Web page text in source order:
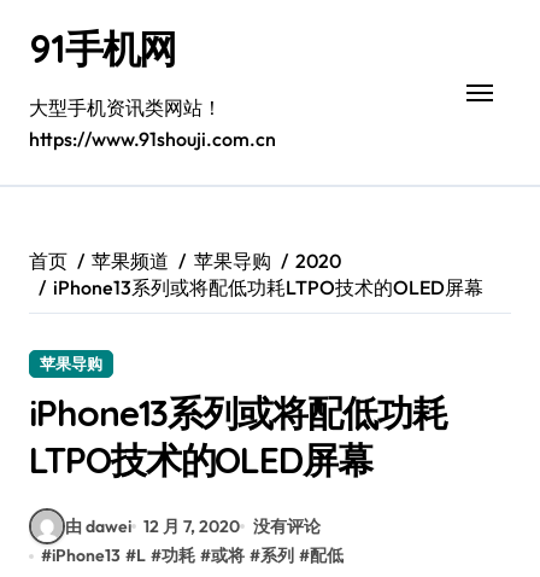
91手机网
大型手机资讯类网站！
https://www.91shouji.com.cn
首页 苹果频道 苹果导购
2020
iPhone13系列或将配低功耗LTPO技术的OLED屏幕
苹果导购
iPhone13系列或将配低功耗
LTPO技术的OLED屏幕
由 dawei 12 月 7, 2020 没有评论
#iPhone13 #L #功耗 #或将 #系列 #配低